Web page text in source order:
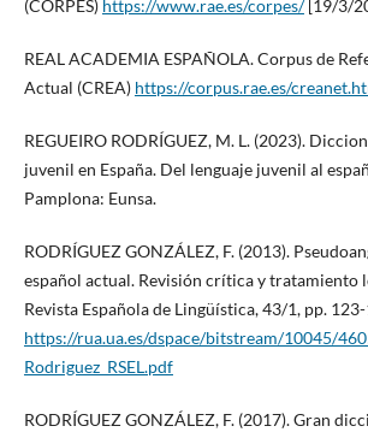
(CORPES) https://www.rae.es/corpes/[19/3/
REAL ACADEMIA ESPAÑOLA. Corpus de
Actual (CREA) https://corpus.rae.es/
REGUEIRO RODRÍGUEZ, M. L. (2023).
juvenil en España. Del lenguaje juvenil al
Pamplona: Eunsa.
RODRÍGUEZ GONZÁLEZ, F. (2013).
español actual. Revisión crítica y tratamiento
Revista Española de Lingüística, 43/1, pp.
https://rua.ua.es/dspace/bitstream/10045/
Rodriguez_RSEL.pdf
RODRÍGUEZ GONZÁLEZ, F. (2017). Gran